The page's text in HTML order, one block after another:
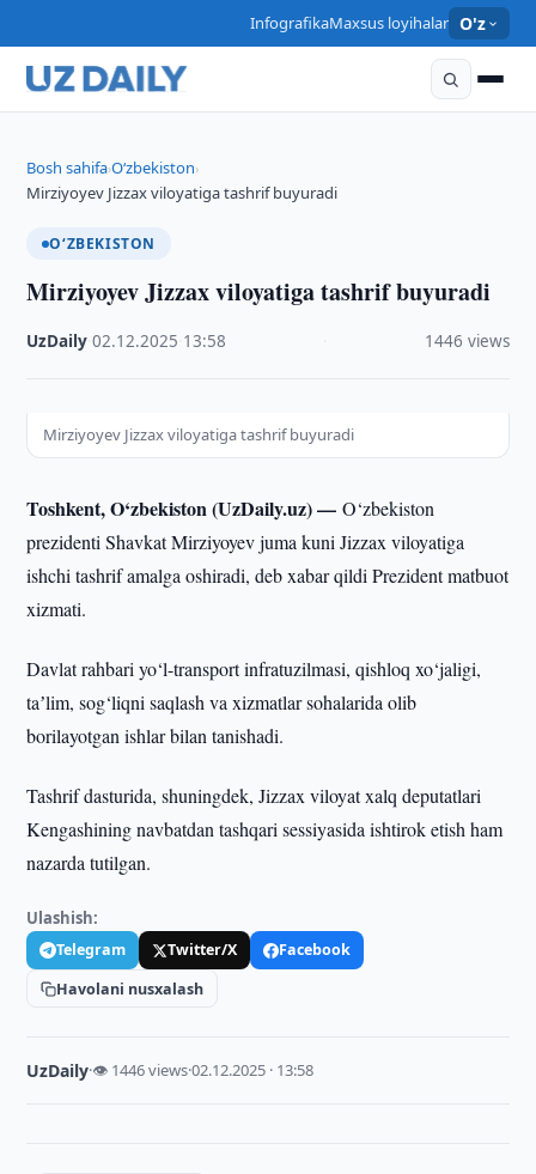
InfografikaMaxsus loyihalar O'z
Bosh sahifa›O‘zbekiston›
Mirziyoyev Jizzax viloyatiga tashrif buyuradi
O‘ZBEKISTON
Mirziyoyev Jizzax viloyatiga tashrif buyuradi
UzDaily ·02.12.2025 13:58 1446 views
Mirziyoyev Jizzax viloyatiga tashrif buyuradi
Toshkent, O‘zbekiston (UzDaily.uz) —O‘zbekiston
prezidenti Shavkat Mirziyoyev juma kuni Jizzax viloyatiga
ishchi tashrif amalga oshiradi, deb xabar qildi Prezident matbuot
xizmati.
Davlat rahbari yo‘l-transport infratuzilmasi, qishloq xo‘jaligi,
taʼlim, sog‘liqni saqlash va xizmatlar sohalarida olib
borilayotgan ishlar bilan tanishadi.
Tashrif dasturida, shuningdek, Jizzax viloyat xalq deputatlari
Kengashining navbatdan tashqari sessiyasida ishtirok etish ham
nazarda tutilgan.
Ulashish:
Telegram Twitter/X
Facebook
Havolani nusxalash
UzDaily·👁 1446 views·02.12.2025 · 13:58